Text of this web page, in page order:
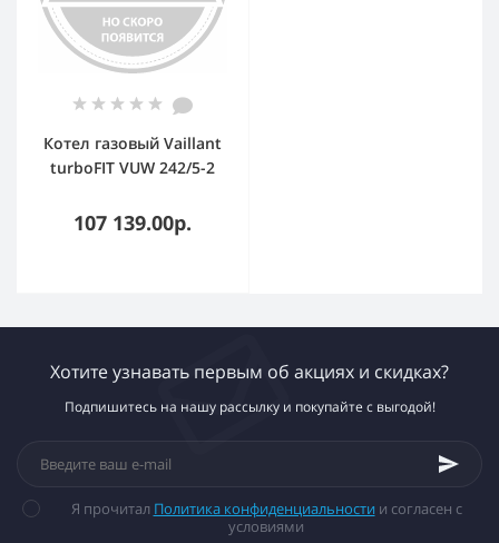
Котел газовый Vaillant
turboFIT VUW 242/5-2
двухконтурный с
закрытой камерой
107 139.00р.
Хотите узнавать первым об акциях и скидках?
Подпишитесь на нашу рассылку и покупайте с выгодой!
Я прочитал Политика конфиденциальности и согласен с
условиями